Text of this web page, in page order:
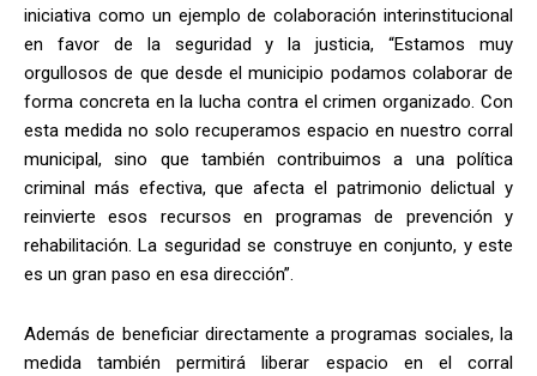
iniciativa como un ejemplo de colaboración interinstitucional
en favor de la seguridad y la justicia, “Estamos muy
orgullosos de que desde el municipio podamos colaborar de
forma concreta en la lucha contra el crimen organizado. Con
esta medida no solo recuperamos espacio en nuestro corral
municipal, sino que también contribuimos a una política
criminal más efectiva, que afecta el patrimonio delictual y
reinvierte esos recursos en programas de prevención y
rehabilitación. La seguridad se construye en conjunto, y este
es un gran paso en esa dirección”.
Además de beneficiar directamente a programas sociales, la
medida también permitirá liberar espacio en el corral